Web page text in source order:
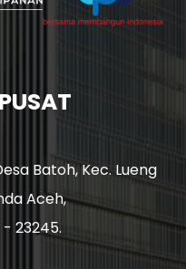
Batoh, Kec. Lueng
Aceh,
23245.